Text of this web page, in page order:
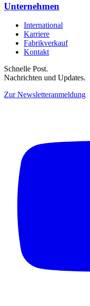
Unternehmen
International
Karriere
Fabrikverkauf
Kontakt
Schnelle Post.
Nachrichten und Updates.
Zur Newsletteranmeldung